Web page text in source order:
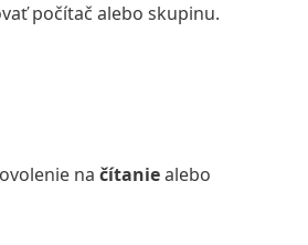
počítač alebo skupinu.
na čítaniealebo